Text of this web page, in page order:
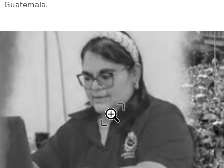
Guatemala.